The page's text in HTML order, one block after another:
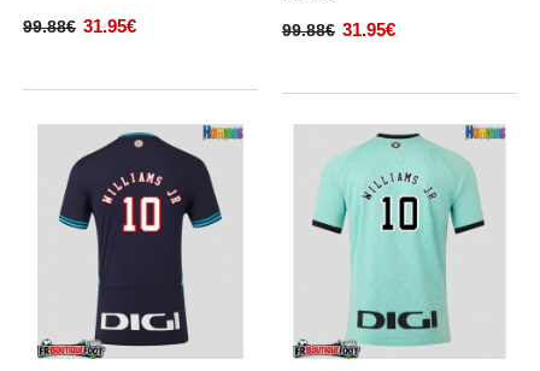
99.88€ 31.95€ 99.88€ 31.95€